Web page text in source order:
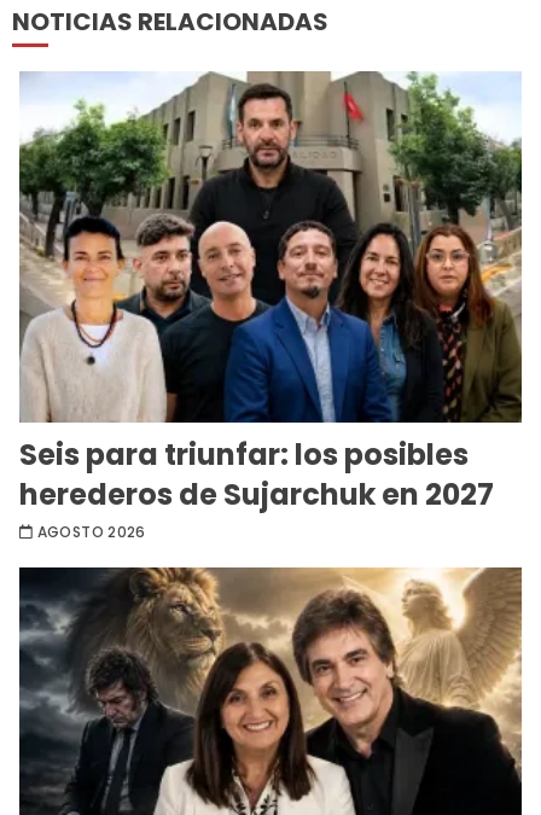
NOTICIAS RELACIONADAS
Seis para triunfar: los posibles
herederos de Sujarchuk en 2027
AGOSTO 2026